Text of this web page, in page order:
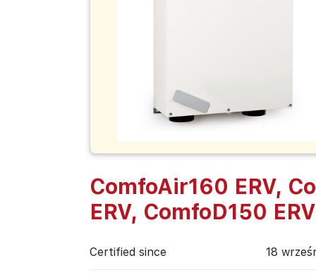
ComfoAir160 ERV,
ERV, ComfoD150 ERV
Certified since 18